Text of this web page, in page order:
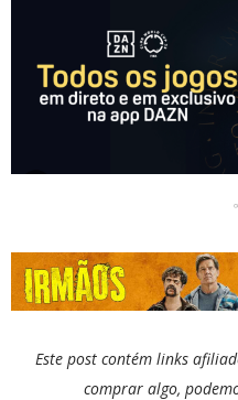
Este post contém links
comprar algo,